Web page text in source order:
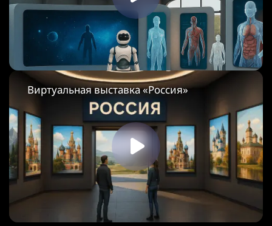
Виртуальная выставка «Россия»